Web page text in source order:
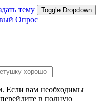
тему Toggle Dropdown
Опрос
Если вам необходимы
в полную